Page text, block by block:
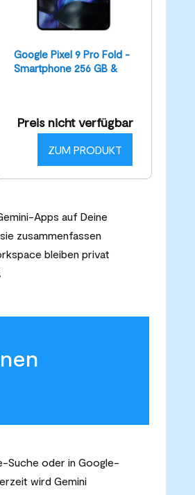
Google Pixel 9 Pro Fold -
Smartphone 256 GB &
Preis nicht verfügbar
ZUM PRODUKT
Apps auf Deine
zusammenfassen
bleiben privat
Suche oder in Google-
wird Gemini